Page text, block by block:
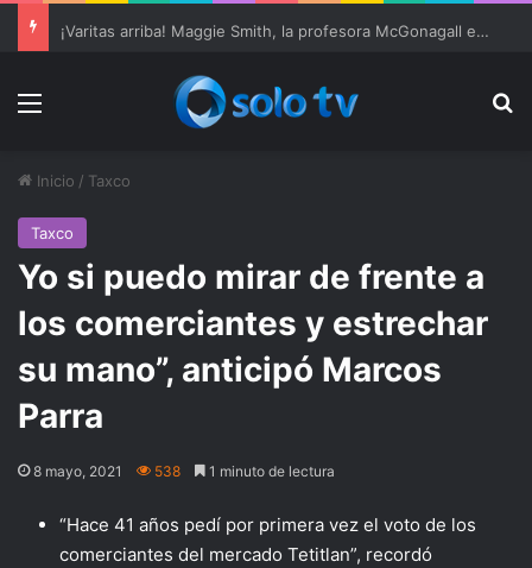
Menu
Inicio / Taxco
Taxco
Yo si puedo mirar de frente a
los comerciantes y estrechar
su mano”, anticipó Marcos
Parra
8 mayo, 2021 538 1 minuto de lectura
“Hace 41 años pedí por primera vez el voto de los
comerciantes del mercado Tetitlan”, recordó